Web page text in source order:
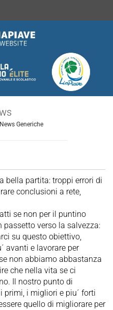
News Generiche
bella partita: troppi errori di
conclusioni a rete,
se non per il puntino
passetto verso la salvezza:
su questo obiettivo,
avanti e lavorare per
non abbiamo abbastanza
che nella vita se ci
Il nostro punto di
primi, i migliori e piu´ forti
quello di migliorare per